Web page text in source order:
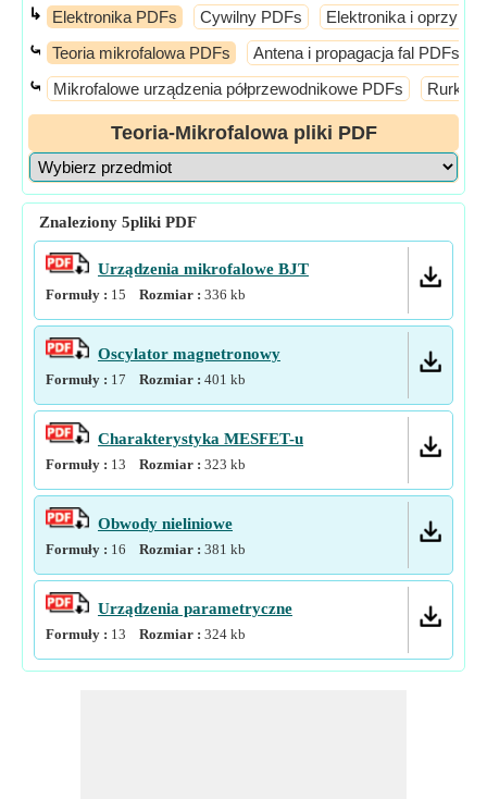
↳ Elektronika PDFs Cywilny PDFs Elektronika i
⤿ Teoria mikrofalowa PDFs Antena i propagacja fal PDFs
⤿ Mikrofalowe urządzenia półprzewodnikowe PDFs Rurki i
Teoria-Mikrofalowa pliki PDF
Znaleziony 5pliki PDF
Urządzenia mikrofalowe BJT
Formuły : 15 Rozmiar : 336 kb
Oscylator magnetronowy
Formuły : 17 Rozmiar : 401 kb
Charakterystyka MESFET-u
Formuły : 13 Rozmiar : 323 kb
Obwody nieliniowe
Formuły : 16 Rozmiar : 381 kb
Urządzenia parametryczne
Formuły : 13 Rozmiar : 324 kb